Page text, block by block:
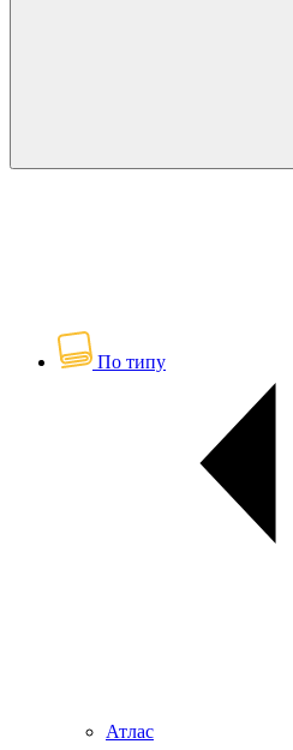
По типу
Атлас